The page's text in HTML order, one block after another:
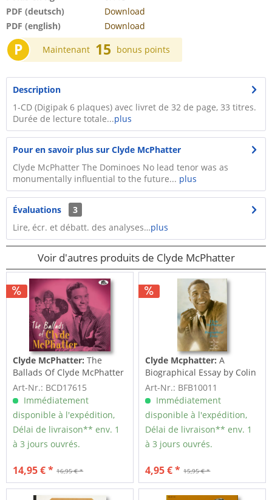
PDF (deutsch)
Download
PDF (english)
Download
P Maintenant 15 bonus points
Description
1-CD (Digipak 6 plaques) avec livret de 32 de page, 33 titres.
Durée de lecture totale...plus
Pour en savoir plus sur Clyde McPhatter
Clyde McPhatter The Dominoes No lead tenor was as
monumentally influential to the future... plus
Évaluations
3
Lire, écr. et débatt. des analyses…plus
Voir d'autres produits de Clyde McPhatter
Clyde McPhatter:The
Ballads Of Clyde McPhatter
(CD)
Art-Nr.: BCD17615
Immédiatement
disponible à l'expédition,
Délai de livraison** env. 1
à 3 jours ouvrés.
16,95 € *
14,95 € *
Clyde Mcphatter:A
Biographical Essay by Colin
Escott
Art-Nr.: BFB10011
Immédiatement
disponible à l'expédition,
Délai de livraison** env. 1
à 3 jours ouvrés.
15,95 € *
4,95 € *